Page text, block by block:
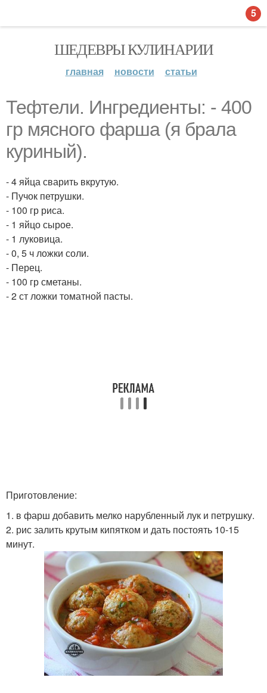
ШЕДЕВРЫ КУЛИНАРИИ
главная новости статьи
Тефтели. Ингредиенты: - 400
гр мясного фарша (я брала
куриный).
- 4 яйца сварить вкрутую.
- Пучок петрушки.
- 100 гр риса.
- 1 яйцо сырое.
- 1 луковица.
- 0, 5 ч ложки соли.
- Перец.
- 100 гр сметаны.
- 2 ст ложки томатной пасты.
Приготовление:
1. в фарш добавить мелко нарубленный лук и петрушку.
2. рис залить крутым кипятком и дать постоять 10-15
минут.
5